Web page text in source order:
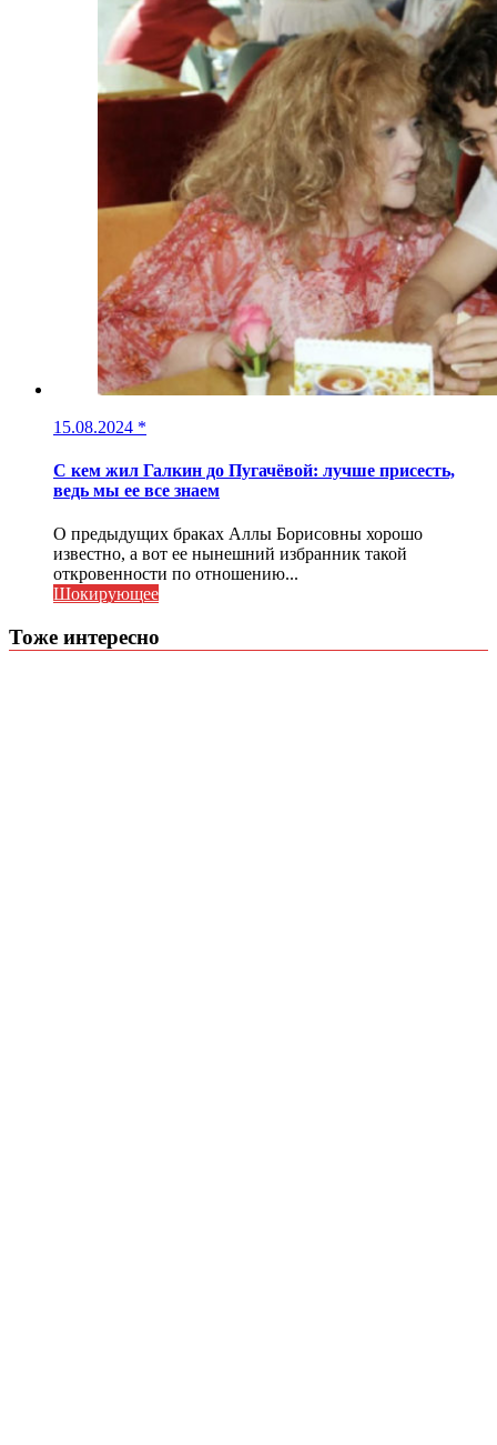
15.08.2024 *
С кем жил Галкин до Пугачёвой: лучше присесть,
ведь мы ее все знаем
О предыдущих браках Аллы Борисовны хорошо
известно, а вот ее нынешний избранник такой
откровенности по отношению...
Шокирующее
Тоже интересно